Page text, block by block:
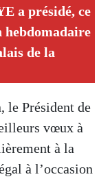
a présidé, ce
de la
le Président de
vœux à
à la
à l’occasion